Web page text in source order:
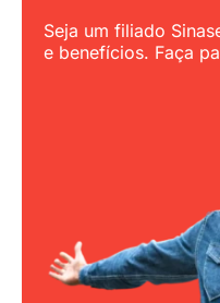
Seja um filiado
e benefícios. Faça